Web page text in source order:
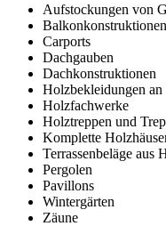
Aufstockungen von
Carports
Dachgauben
Dachkonstruktionen
Holzbekleidungen an
Holzfachwerke
Holztreppen und
Komplette
Terrassenbeläge aus
Pergolen
Pavillons
Wintergärten
Zäune